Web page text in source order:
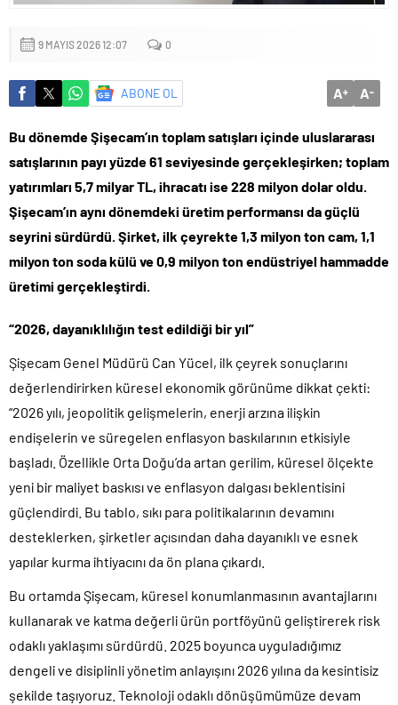
9 MAYIS 2026 12:07 0
ABONE OL A+ A-
Bu dönemde Şişecam’ın toplam satışları içinde uluslararası
satışlarının payı yüzde 61 seviyesinde gerçekleşirken; toplam
yatırımları 5,7 milyar TL, ihracatı ise 228 milyon dolar oldu.
Şişecam’ın aynı dönemdeki üretim performansı da güçlü
seyrini sürdürdü. Şirket, ilk çeyrekte 1,3 milyon ton cam, 1,1
milyon ton soda külü ve 0,9 milyon ton endüstriyel hammadde
üretimi gerçekleştirdi.
“2026, dayanıklılığın test edildiği bir yıl”
Şişecam Genel Müdürü Can Yücel, ilk çeyrek sonuçlarını
değerlendirirken küresel ekonomik görünüme dikkat çekti:
“2026 yılı, jeopolitik gelişmelerin, enerji arzına ilişkin
endişelerin ve süregelen enflasyon baskılarının etkisiyle
başladı. Özellikle Orta Doğu’da artan gerilim, küresel ölçekte
yeni bir maliyet baskısı ve enflasyon dalgası beklentisini
güçlendirdi. Bu tablo, sıkı para politikalarının devamını
desteklerken, şirketler açısından daha dayanıklı ve esnek
yapılar kurma ihtiyacını da ön plana çıkardı.
Bu ortamda Şişecam, küresel konumlanmasının avantajlarını
kullanarak ve katma değerli ürün portföyünü geliştirerek risk
odaklı yaklaşımı sürdürdü. 2025 boyunca uyguladığımız
dengeli ve disiplinli yönetim anlayışını 2026 yılına da kesintisiz
şekilde taşıyoruz. Teknoloji odaklı dönüşümümüze devam